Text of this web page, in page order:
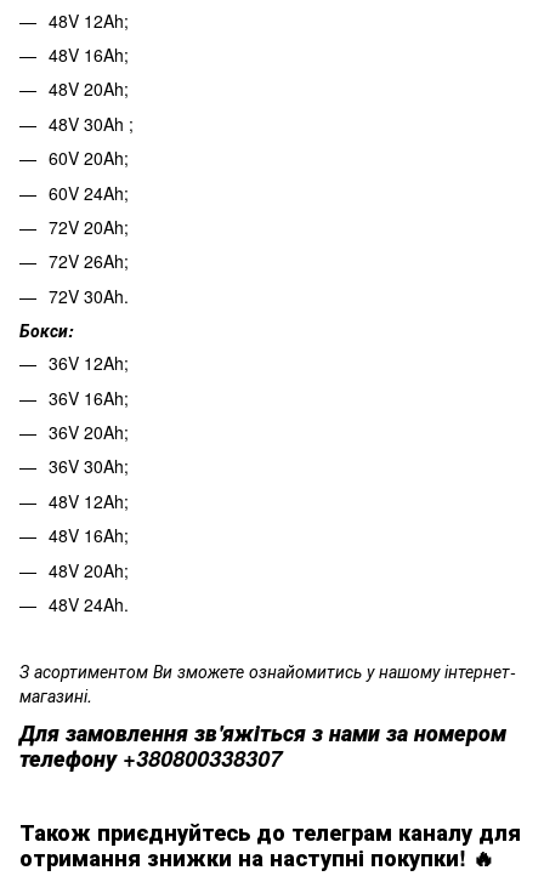
48V 12Ah;
48V 16Ah;
48V 20Ah;
48V 30Ah ;
60V 20Ah;
60V 24Ah;
72V 20Ah;
72V 26Ah;
72V 30Ah.
Бокси:
36V 12Ah;
36V 16Ah;
36V 20Ah;
36V 30Ah;
48V 12Ah;
48V 16Ah;
48V 20Ah;
48V 24Ah.
З асортиментом Ви зможете ознайомитись у нашому інтернет-
магазині.
Для замовлення зв'яжіться з нами за номером
телефону +380800338307
Також приєднуйтесь до телеграм каналу для
отримання знижки на наступні покупки! 🔥